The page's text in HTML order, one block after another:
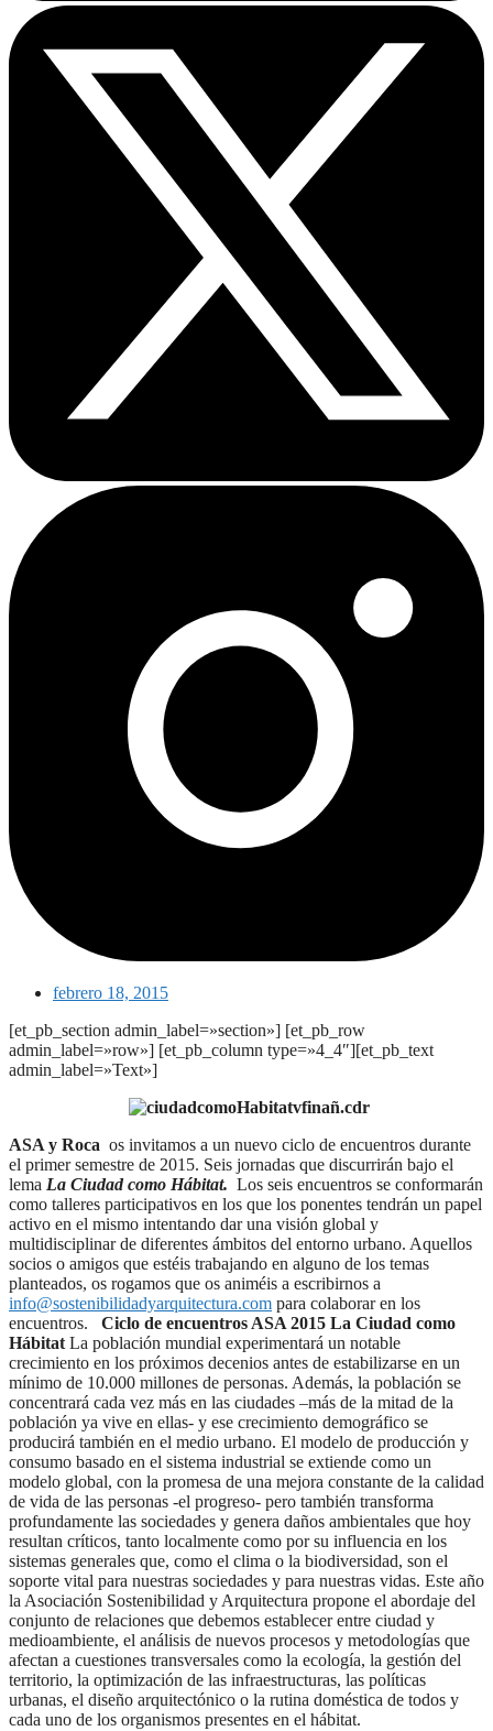
febrero 18, 2015
[et_pb_section admin_label=»section»] [et_pb_row
admin_label=»row»] [et_pb_column type=»4_4″][et_pb_text
admin_label=»Text»]
ASA y Roca os invitamos a un nuevo ciclo de encuentros durante
el primer semestre de 2015. Seis jornadas que discurrirán bajo el
lema La Ciudad como Hábitat. Los seis encuentros se conformarán
como talleres participativos en los que los ponentes tendrán un papel
activo en el mismo intentando dar una visión global y
multidisciplinar de diferentes ámbitos del entorno urbano. Aquellos
socios o amigos que estéis trabajando en alguno de los temas
planteados, os rogamos que os animéis a escribirnos a
info@sostenibilidadyarquitectura.com para colaborar en los
encuentros. Ciclo de encuentros ASA 2015 La Ciudad como
Hábitat La población mundial experimentará un notable
crecimiento en los próximos decenios antes de estabilizarse en un
mínimo de 10.000 millones de personas. Además, la población se
concentrará cada vez más en las ciudades –más de la mitad de la
población ya vive en ellas- y ese crecimiento demográfico se
producirá también en el medio urbano. El modelo de producción y
consumo basado en el sistema industrial se extiende como un
modelo global, con la promesa de una mejora constante de la calidad
de vida de las personas -el progreso- pero también transforma
profundamente las sociedades y genera daños ambientales que hoy
resultan críticos, tanto localmente como por su influencia en los
sistemas generales que, como el clima o la biodiversidad, son el
soporte vital para nuestras sociedades y para nuestras vidas. Este año
la Asociación Sostenibilidad y Arquitectura propone el abordaje del
conjunto de relaciones que debemos establecer entre ciudad y
medioambiente, el análisis de nuevos procesos y metodologías que
afectan a cuestiones transversales como la ecología, la gestión del
territorio, la optimización de las infraestructuras, las políticas
urbanas, el diseño arquitectónico o la rutina doméstica de todos y
cada uno de los organismos presentes en el hábitat.